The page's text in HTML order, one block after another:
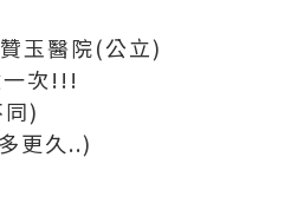
玉醫院(公立)
一次!!!
)
更久..)